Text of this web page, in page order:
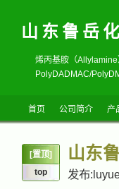
山东鲁岳
烯丙基胺（
PolyDADMAC/
首页 公司简介 产
[置顶]
top
山东
发布